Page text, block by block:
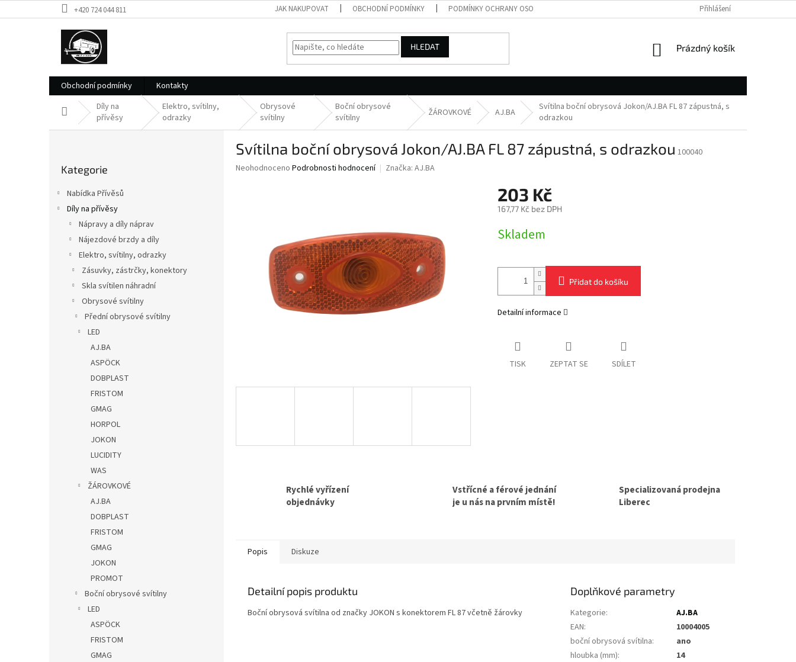
na
+420 724 044 811 JAK NAKUPOVAT OBCHODNÍ PODMÍNKY PODMÍNKY OCHRANY OSOBNÍCH ÚDAJŮ Přihlášení
HLEDAT
NÁKUPNÍ
Prázdný košík
Obchodní podmínky Kontakty
Domů Díly na
přívěsy
Elektro, svítilny,
odrazky
Obrysové
svítilny
Boční obrysové
svítilny
ŽÁROVKOVÉ AJ.BA
Svítilna boční obrysová Jokon/AJ.BA FL 87 zápustná, s
odrazkou
kategorie
Kategorie
Nabídka Přívěsů
Díly na přívěsy
Nápravy a díly náprav
Nájezdové brzdy a díly
Elektro, svítilny, odrazky
Zásuvky, zástrčky, konektory
Skla svítilen náhradní
Obrysové svítilny
Přední obrysové svítilny
LED
AJ.BA
ASPÖCK
DOBPLAST
FRISTOM
GMAG
HORPOL
JOKON
LUCIDITY
WAS
ŽÁROVKOVÉ
AJ.BA
DOBPLAST
FRISTOM
GMAG
JOKON
PROMOT
Boční obrysové svítilny
LED
ASPÖCK
FRISTOM
GMAG
Svítilna boční obrysová Jokon/AJ.BA FL 87 zápustná, s odrazkou 100040
Průměrné
hvězdiček.
Neohodnoceno Podrobnosti hodnocení Značka: AJ.BA
203 Kč
167,77 Kč bez DPH
cena:
Skladem
Přidat do košíku
Detailní informace
TISK ZEPTAT SE SDÍLET
Rychlé vyřízení
objednávky
Vstřícné a férové jednání
je u nás na prvním místě!
Specializovaná prodejna
Liberec
Popis Diskuze
Detailní popis produktu
Boční obrysová svítilna od značky JOKON s konektorem FL 87 včetně žárovky
Doplňkové parametry
Kategorie:
AJ.BA
EAN:
10004005
boční obrysová svítilna:
ano
hloubka (mm):
14